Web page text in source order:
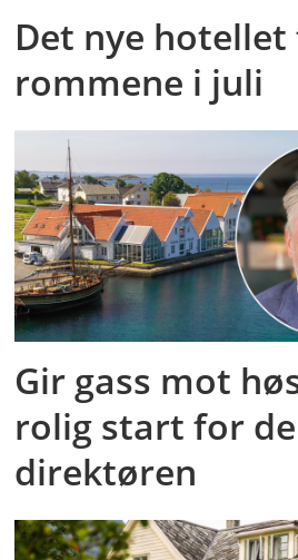
Det nye
rommene i juli
Gir gass mot
rolig start for
direktøren